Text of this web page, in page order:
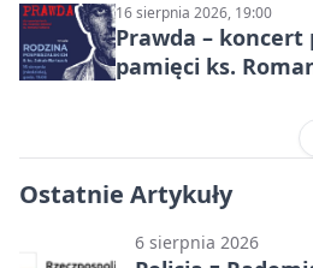
16 sierpnia 2026, 19:00
Prawda – koncert
pamięci ks.
Ostatnie Artykuły
6 sierpnia 2026